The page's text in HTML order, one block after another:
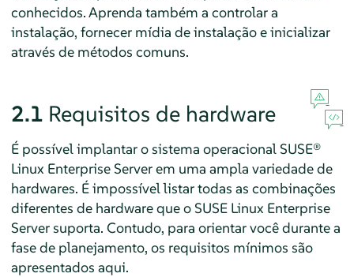
conhecidos. Aprenda também a controlar a
instalação, fornecer mídia de instalação e inicializar
através de métodos comuns.
2.1 Requisitos de hardware
É possível implantar o sistema operacional SUSE®
Linux Enterprise Server em uma ampla variedade de
hardwares. É impossível listar todas as combinações
diferentes de hardware que o SUSE Linux Enterprise
Server suporta. Contudo, para orientar você durante a
fase de planejamento, os requisitos mínimos são
apresentados aqui.